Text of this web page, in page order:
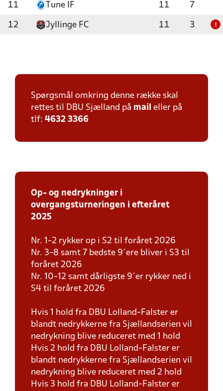
11 Tune IF 11 7
12 Jyllinge FC 11 3 !
Spørgsmål omkring denne række skal
rettes til DBU Sjælland på mail eller på
tlf: 4632 3366
Op- og nedrykninger i
overgangsturneringen i efteråret
2025
Nr. 1-2 rykker op i S2 til foråret 2026
Nr. 3-8 samt 7 bedste 9´ere bliver i S3 til
foråret 2026
Nr. 10-12 samt dårligste 9´er rykker ned i
S4 til foråret 2026
Hvis 1 hold fra DBU Lolland-Falster er
blandt nedrykkerne fra Sjællandserien vil
nedrykning blive reduceret med 1 hold
Hvis 2 hold fra DBU Lolland-Falster er
blandt nedrykkerne fra Sjællandserien vil
nedrykning blive reduceret med 2 hold
Hvis 3 hold fra DBU Lolland-Falster er